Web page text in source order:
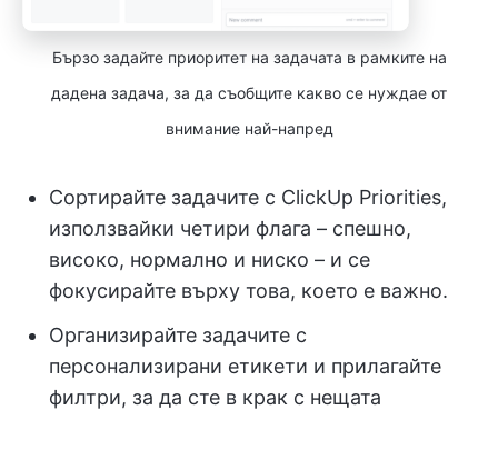
Бързо задайте приоритет на задачата в рамките на
дадена задача, за да съобщите какво се нуждае от
внимание най-напред
Сортирайте задачите с ClickUp Priorities,
използвайки четири флага – спешно,
високо, нормално и ниско – и се
фокусирайте върху това, което е важно.
Организирайте задачите с
персонализирани етикети и прилагайте
филтри, за да сте в крак с нещата